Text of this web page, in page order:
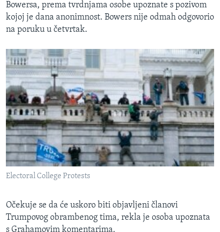
Bowersa, prema tvrdnjama osobe upoznate s pozivom
kojoj je dana anonimnost. Bowers nije odmah odgovorio
na poruku u četvrtak.
Electoral College Protests
Očekuje se da će uskoro biti objavljeni članovi
Trumpovog obrambenog tima, rekla je osoba upoznata
s Grahamovim komentarima.